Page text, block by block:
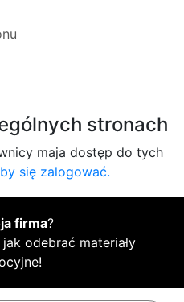
stronach
maja dostęp do tych
się zalogować.
firma?
odebrać materiały